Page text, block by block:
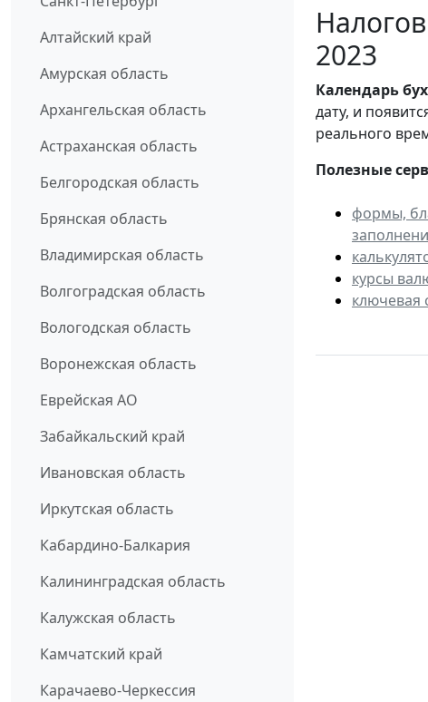
Алтайский край
Амурская область
Архангельская область
Астраханская область
Белгородская область
Брянская область
Владимирская область
Волгоградская область
Вологодская область
Воронежская область
Еврейская АО
Забайкальский край
Ивановская область
Иркутская область
Кабардино-Балкария
Калининградская область
Калужская область
Камчатский край
Карачаево-Черкессия
2023
Календарь
дату, и
реального
Полезные
формы,
курсы
ключевая